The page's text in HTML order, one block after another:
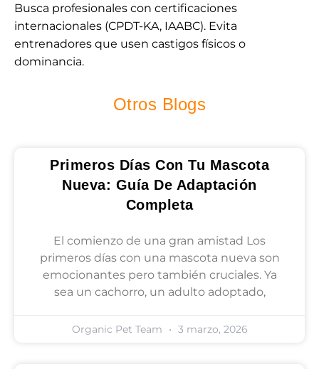
Busca profesionales con certificaciones
internacionales (CPDT-KA, IAABC). Evita
entrenadores que usen castigos físicos o
dominancia.
Otros Blogs
Primeros Días Con Tu Mascota
Nueva: Guía De Adaptación
Completa
El comienzo de una gran amistad Los
primeros días con una mascota nueva son
emocionantes pero también cruciales. Ya
sea un cachorro, un adulto adoptado,
Organic Pet Team 3 marzo, 2026